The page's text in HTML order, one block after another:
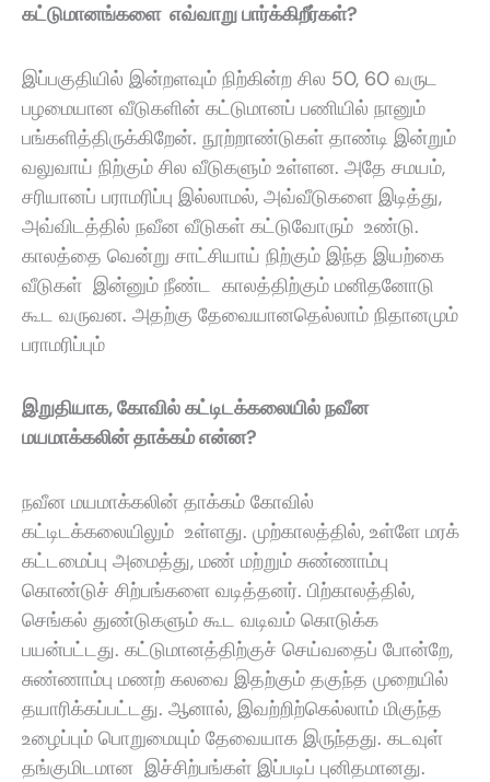
கட்டுமானங்களை எவ்வாறு பார்க்கிறீர்கள்?
இப்பகுதியில் இன்றளவும் நிற்கின்ற சில 50, 60 வருட
பழமையான வீடுகளின் கட்டுமானப் பணியில் நானும்
பங்களித்திருக்கிறேன். நூற்றாண்டுகள் தாண்டி இன்றும்
வலுவாய் நிற்கும் சில வீடுகளும் உள்ளன. அதே சமயம்,
சரியானப் பராமரிப்பு இல்லாமல், அவ்வீடுகளை இடித்து,
அவ்விடத்தில் நவீன வீடுகள் கட்டுவோரும் உண்டு.
காலத்தை வென்று சாட்சியாய் நிற்கும் இந்த இயற்கை
வீடுகள் இன்னும் நீண்ட காலத்திற்கும் மனிதனோடு
கூட வருவன. அதற்கு தேவையானதெல்லாம் நிதானமும்
பராமரிப்பும்
இறுதியாக, கோவில் கட்டிடக்கலையில் நவீன
மயமாக்கலின் தாக்கம் என்ன?
நவீன மயமாக்கலின் தாக்கம் கோவில்
கட்டிடக்கலையிலும் உள்ளது. முற்காலத்தில், உள்ளே மரக்
கட்டமைப்பு அமைத்து, மண் மற்றும் சுண்ணாம்பு
கொண்டுச் சிற்பங்களை வடித்தனர். பிற்காலத்தில்,
செங்கல் துண்டுகளும் கூட வடிவம் கொடுக்க
பயன்பட்டது‌. கட்டுமானத்திற்குச் செய்வதைப் போன்றே,
சுண்ணாம்பு மணற் கலவை இதற்கும் தகுந்த முறையில்
தயாரிக்கப்பட்டது. ஆனால், இவற்றிற்கெல்லாம் மிகுந்த
உழைப்பும் பொறுமையும் தேவையாக இருந்தது. கடவுள்
தங்குமிடமான இச்சிற்பங்கள் இப்படிப் புனிதமானது‌.